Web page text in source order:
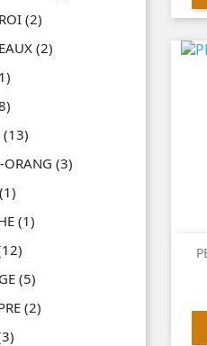
(2)
(2)
(13)
ORANG (3)
(1)
(1)
(5)
(2)